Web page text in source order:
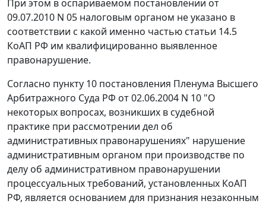
При этом в оспариваемом постановлении от
09.07.2010 N 05 налоговым органом не указано в
соответствии с какой именно частью статьи 14.5
КоАП РФ им квалифицированно выявленное
правонарушение.
Согласно пункту 10 постановления Пленума Высшего
Арбитражного Суда РФ от 02.06.2004 N 10 "О
некоторых вопросах, возникших в судебной
практике при рассмотрении дел об
административных правонарушениях" нарушение
административным органом при производстве по
делу об административном правонарушении
процессуальных требований, установленных КоАП
РФ, является основанием для признания незаконным